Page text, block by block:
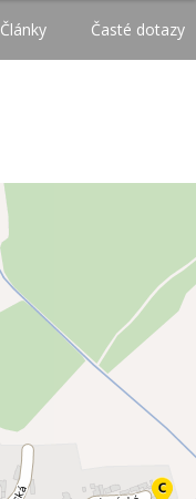
Články Časté dotazy